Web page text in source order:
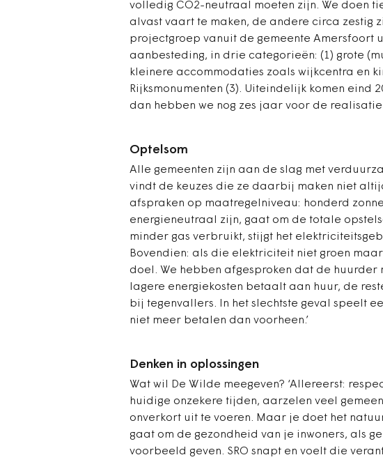
volledig CO2-neutraal moeten zijn. We doen
alvast vaart te maken, de andere circa zestig
projectgroep vanuit de gemeente Amersfoort
aanbesteding, in drie categorieën: (1) grote
kleinere accommodaties zoals wijkcentra en
Rijksmonumenten (3). Uiteindelijk komen eind
dan hebben we nog zes jaar voor de
Optelsom
Alle gemeenten zijn aan de slag met
vindt de keuzes die ze daarbij maken niet
afspraken op maatregelniveau: honderd
energieneutraal zijn, gaat om de totale
minder gas verbruikt, stijgt het
Bovendien: als die elektriciteit niet groen
doel. We hebben afgesproken dat de
lagere energiekosten betaalt aan huur, de
bij tegenvallers. In het slechtste geval speelt
niet meer betalen dan voorheen.’
Denken in oplossingen
Wat wil De Wilde meegeven? ‘Allereerst:
huidige onzekere tijden, aarzelen veel
onverkort uit te voeren. Maar je doet het
gaat om de gezondheid van je inwoners, als
voorbeeld geven. SRO snapt en voelt die